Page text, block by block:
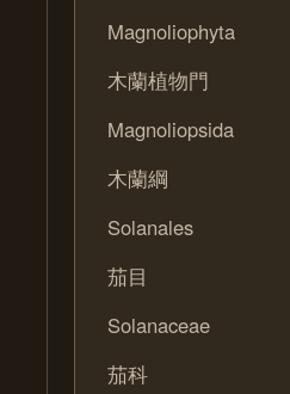
Magnoliophyta
木蘭植物門
Magnoliopsida
木蘭綱
Solanales
茄目
Solanaceae
茄科